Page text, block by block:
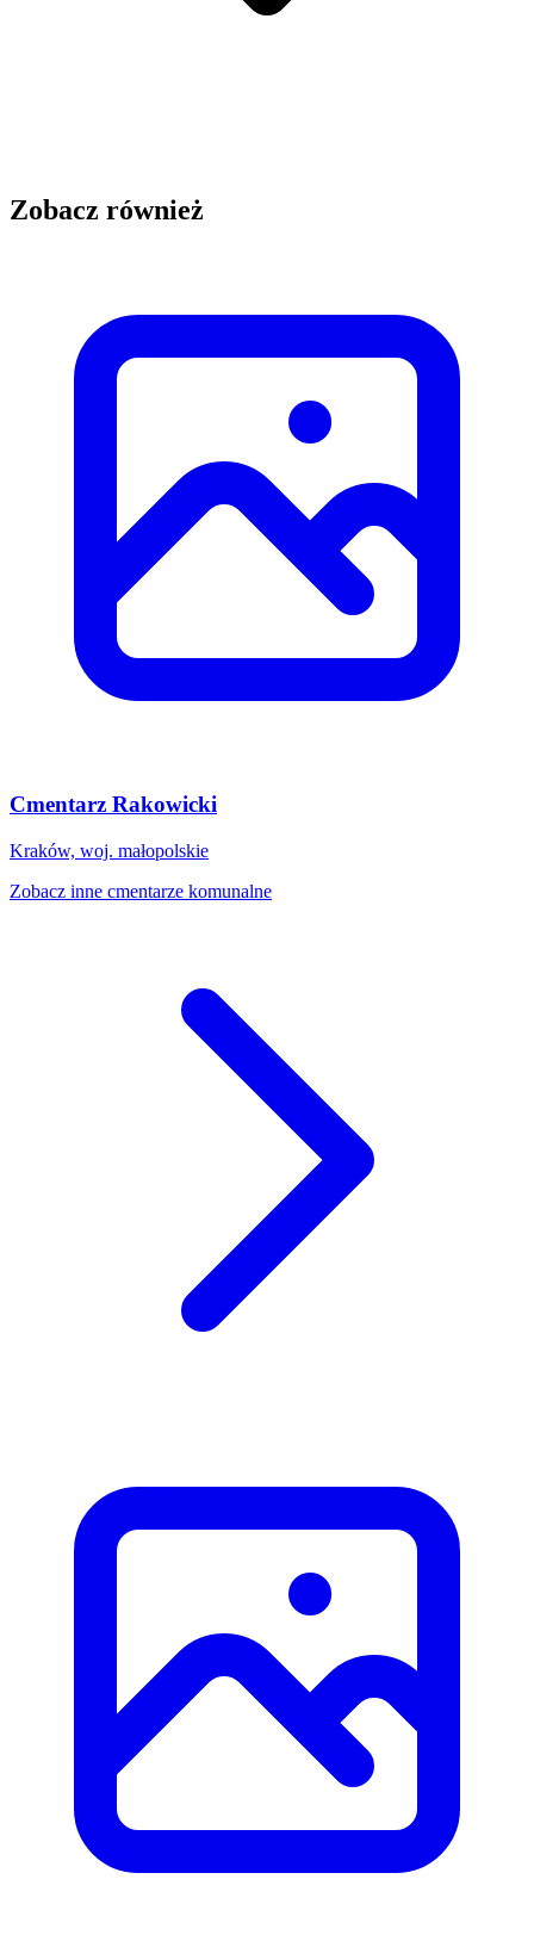
Zobacz również
Cmentarz Rakowicki
Kraków, woj. małopolskie
Zobacz inne cmentarze komunalne